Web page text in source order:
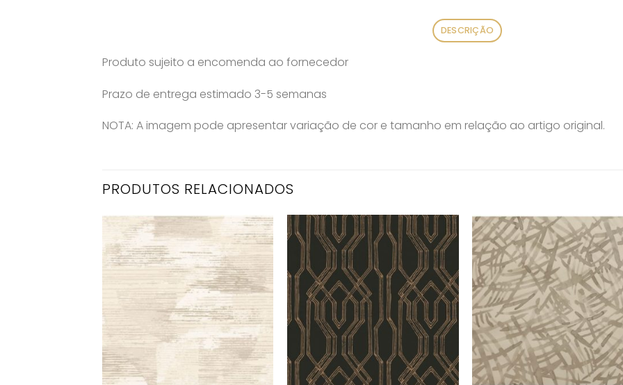
DESCRIÇÃO
Produto sujeito a encomenda ao fornecedor
Prazo de entrega estimado 3-5 semanas
NOTA: A imagem pode apresentar variação de cor e tamanho em relação ao artigo original.
PRODUTOS RELACIONADOS